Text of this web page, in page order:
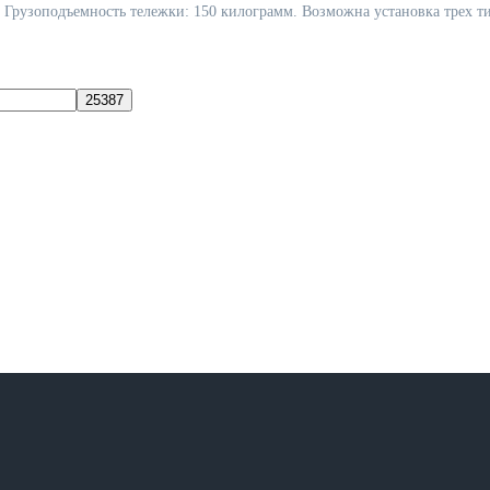
Грузоподъемность тележки: 150 килограмм. Возможна установка трех